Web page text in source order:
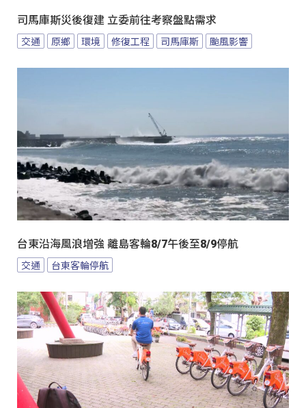
司馬庫斯災後復建 立委前往考察盤點需求
交通 原鄉 環境 修復工程 司馬庫斯 颱風影響
台東沿海風浪增強 離島客輪8/7午後至8/9停航
交通 台東客輪停航